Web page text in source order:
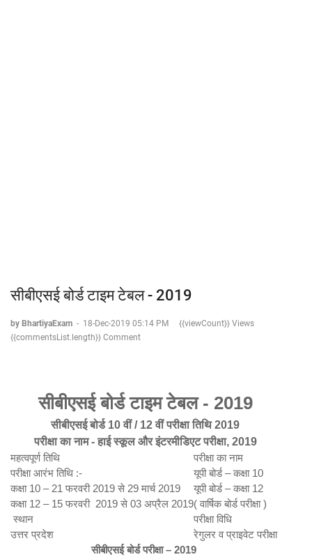
सीबीएसई बोर्ड टाइम टेबल - 2019
by BhartiyaExam - 18-Dec-2019 05:14 PM
{{viewCount}} Views
{{commentsList.length}} Comment
सीबीएसई बोर्ड टाइम टेबल - 2019
सीबीएसई बोर्ड 10 वीं / 12 वीं परीक्षा तिथि 2019
परीक्षा का नाम - हाई स्कूल और इंटरमीडिएट परीक्षा, 2019
महत्वपूर्ण तिथि
परीक्षा आरंभ तिथि :-
कक्षा 10 – 21 फरवरी 2019 से 29 मार्च 2019
कक्षा 12 – 15 फरवरी 2019 से 03 अप्रैल 2019
परीक्षा का नाम
यूपी बोर्ड – कक्षा 10
यूपी बोर्ड – कक्षा 12
( वार्षिक बोर्ड परीक्षा )
स्थान
उत्तर प्रदेश
परीक्षा विधि
रेगुलर व प्राइवेट परीक्षा
सीबीएसई बोर्ड परीक्षा – 2019